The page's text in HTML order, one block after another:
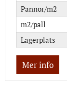
Pannor/m2
m2/pall
Lagerplats
Mer info